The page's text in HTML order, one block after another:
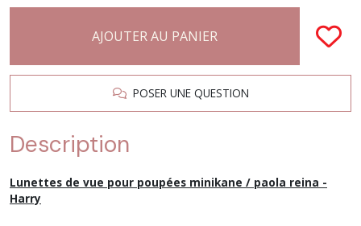
AJOUTER AU PANIER
POSER UNE QUESTION
Description
Lunettes de vue pour poupées minikane / paola reina -
Harry